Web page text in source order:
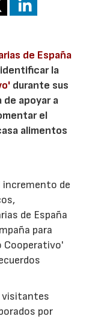
de España
la
durante sus
apoyar a
el
alimentos
incremento de
de España
para
Cooperativo'
visitantes
por